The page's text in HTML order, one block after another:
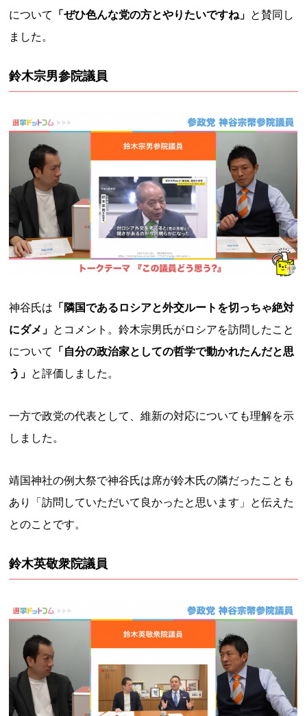
について
「ぜひ色んな党の方とやりたいですね」 と賛同し
ました。
鈴木宗男参院議員
神谷氏は 「隣国であるロシアと外交ルートを切っちゃ絶対
にダメ」 とコメント。鈴木宗男氏がロシアを訪問したこと
について
「自分の政治家としての哲学で動かれたんだと思
う」 と評価しました。
一方で政党の代表として、維新の対応についても理解を示
しました。
靖国神社の例大祭で神谷氏は席が鈴木氏の隣だったことも
あり「訪問していただいて良かったと思います」と伝えた
とのことです。
鈴木英敬衆院議員